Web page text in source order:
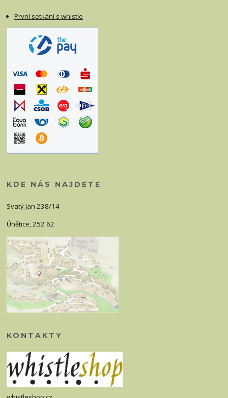
První setkání s whistle
KDE NÁS NAJDETE
Svatý Jan 238/14
Únětice, 252 62
KONTAKTY